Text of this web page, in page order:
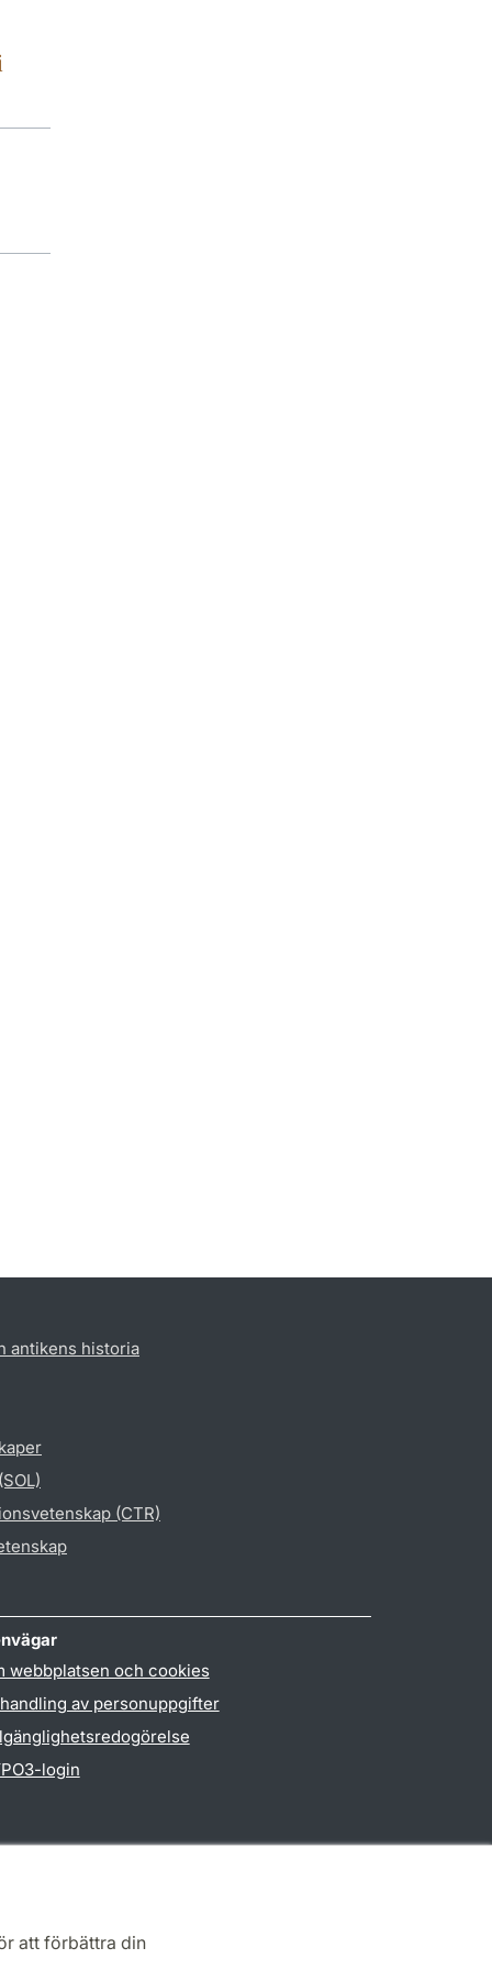
att förbättra din
antikens historia
(CTR)
webbplatsen och cookies
av personuppgifter
login